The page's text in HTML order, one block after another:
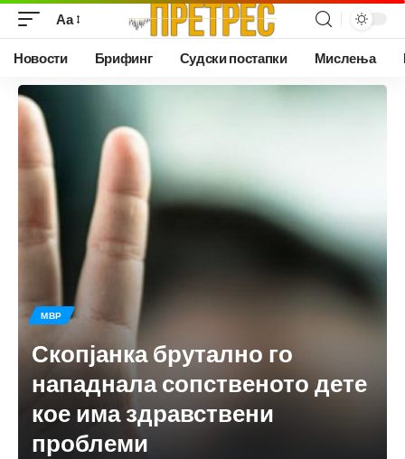
Аа
Новости Брифинг Судски постапки Мислења
МВР
Скопјанка брутално го
нападнала сопственото дете
кое има здравствени
проблеми